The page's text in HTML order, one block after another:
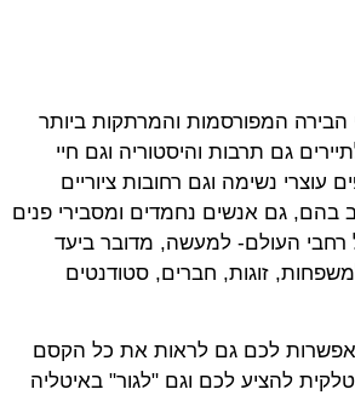
המפורסמות והמרתקות ביותר
גם תרבות והיסטוריה וגם חיי
עוצרי נשימה וגם רחובות ציוריים
בהם, גם אנשים נחמדים ומסבירי פנים
רחבי העולם- למעשה, מדובר ביעד
זוגות, חברים, סטודנטים
לכם גם לראות את כל הקסם
להציע לכם וגם "לגור" באיטליה